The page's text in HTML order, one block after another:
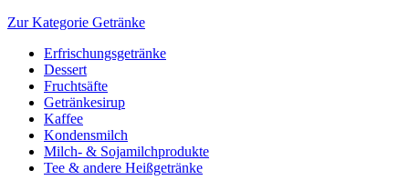
Zur Kategorie Getränke
Erfrischungsgetränke
Dessert
Fruchtsäfte
Getränkesirup
Kaffee
Kondensmilch
Milch- & Sojamilchprodukte
Tee & andere Heißgetränke